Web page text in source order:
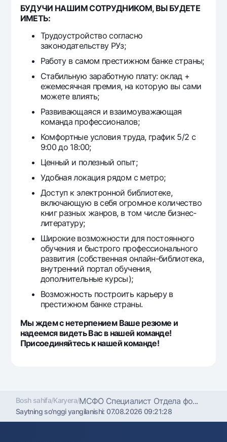
БУДУЧИ НАШИМ СОТРУДНИКОМ, ВЫ БУДЕТЕ
ИМЕТЬ:
Трудоустройство согласно
законодательству РУз;
Работу в самом престижном банке страны;
Стабильную заработную плату: оклад +
ежемесячная премия, на которую вы сами
можете влиять;
Развивающаяся и взаимоуважающая
команда профессионалов;
Комфортные условия труда, график 5/2 с
9:00 до 18:00;
Ценный и полезный опыт;
Удобная локация рядом с метро;
Доступ к электронной библиотеке,
включающую в себя огромное количество
книг разных жанров, в том числе бизнес-
литературу;
Широкие возможности для постоянного
обучения и быстрого профессионального
развития (собственная онлайн-библиотека,
внутренний портал обучения,
дополнительные курсы);
Возможность построить карьеру в
престижном банке страны.
Мы ждем с нетерпением Ваше резюме и
надеемся видеть Вас в нашей команде!
Присоединяйтесь к нашей команде!
Bosh sahifa/Karyera/МСФО Специалист Отдела фо...
Saytning so'nggi yangilanishi:07.08.2026 09:21:28